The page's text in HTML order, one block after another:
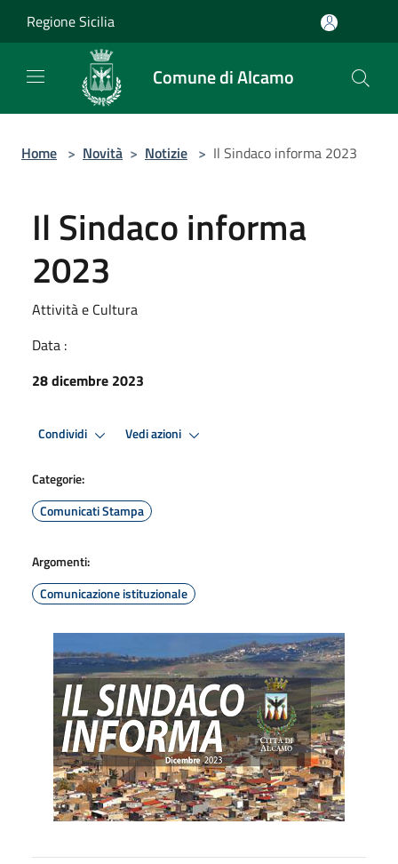
Regione Sicilia
Comune di Alcamo
Home > Novità > Notizie > Il Sindaco informa 2023
Il Sindaco informa
2023
Attività e Cultura
Data :
28 dicembre 2023
Condividi Vedi azioni
Categorie:
Comunicati Stampa
Argomenti:
Comunicazione istituzionale